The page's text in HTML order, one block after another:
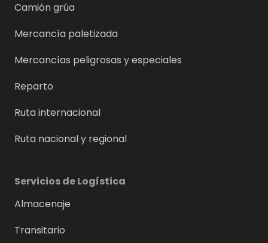
Camión grúa
Mercancía paletizada
Mercancías peligrosas y especiales
Reparto
Ruta internacional
Ruta nacional y regional
Servicios de Logística
Almacenaje
Transitario